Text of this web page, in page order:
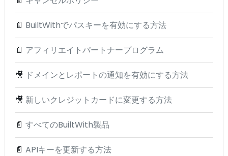
📄 BuiltWithでパスキーを有効にする方法
📄 アフィリエイトパートナープログラム
🎥 ドメインとレポートの通知を有効にする方法
🎥 新しいクレジットカードに変更する方法
📄 すべてのBuiltWith製品
📄 APIキーを更新する方法